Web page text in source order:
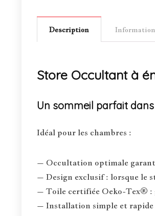
Description
Store Occultant à
Un sommeil parfait
Idéal pour les chambres :
– Occultation optimale
– Design exclusif : lorsque le
– Toile certifiée Oeko-Tex® :
– Installation simple et rapide